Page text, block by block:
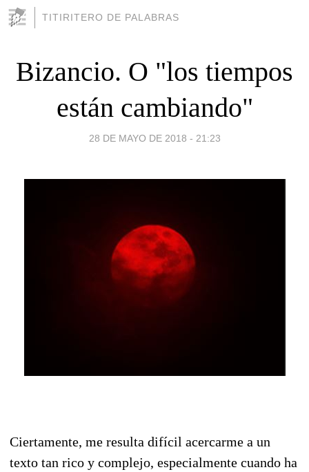
TITIRITERO DE PALABRAS
Bizancio. O "los tiempos
están cambiando"
28 DE MAYO DE 2018 - 21:23
Ciertamente, me resulta difícil acercarme a un
texto tan rico y complejo, especialmente cuando ha